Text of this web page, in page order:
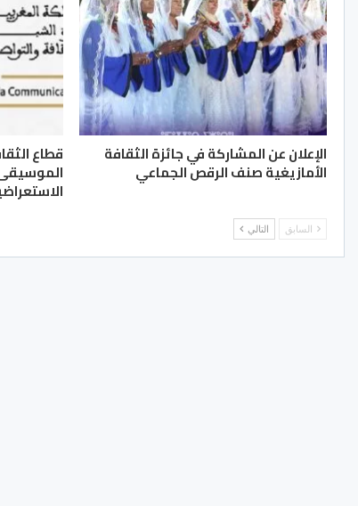
الإعلان عن المشاركة في جائزة الثقافة
الأمازيغية صنف الرقص الجماعي الموسيقى
السابق التالي